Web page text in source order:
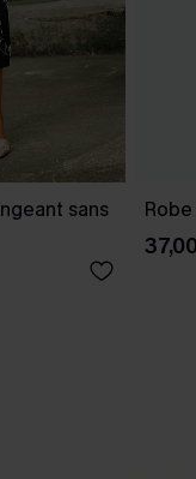
sans